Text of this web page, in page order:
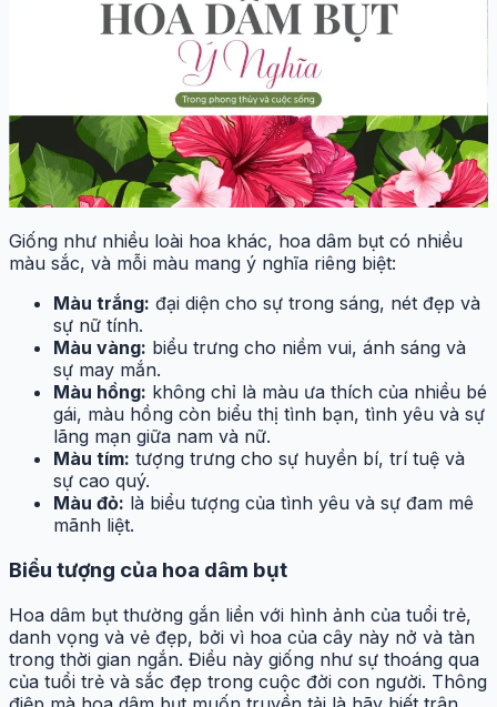
Giống như nhiều loài hoa khác, hoa dâm bụt có nhiều
màu sắc, và mỗi màu mang ý nghĩa riêng biệt:
Màu trắng: đại diện cho sự trong sáng, nét đẹp và
sự nữ tính.
Màu vàng: biểu trưng cho niềm vui, ánh sáng và
sự may mắn.
Màu hồng: không chỉ là màu ưa thích của nhiều bé
gái, màu hồng còn biểu thị tình bạn, tình yêu và sự
lãng mạn giữa nam và nữ.
Màu tím: tượng trưng cho sự huyền bí, trí tuệ và
sự cao quý.
Màu đỏ: là biểu tượng của tình yêu và sự đam mê
mãnh liệt.
Biểu tượng của hoa dâm bụt
Hoa dâm bụt thường gắn liền với hình ảnh của tuổi trẻ,
danh vọng và vẻ đẹp, bởi vì hoa của cây này nở và tàn
trong thời gian ngắn. Điều này giống như sự thoáng qua
của tuổi trẻ và sắc đẹp trong cuộc đời con người. Thông